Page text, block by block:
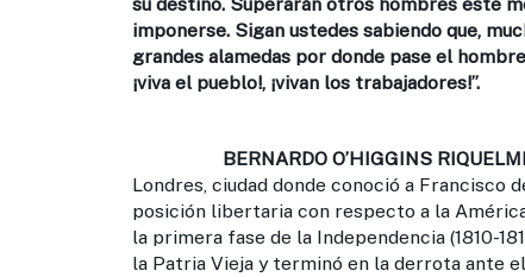
imponerse. Sigan ustedes sabiendo que,
grandes alamedas por donde pase el
¡viva el pueblo!, ¡vivan los trabajadores!”.
BERNARDO O’HIGGINS
Londres, ciudad donde conoció a Francisco
posición libertaria con respecto a la
la primera fase de la Independencia (1810-
la Patria Vieja y terminó en la derrota ante el